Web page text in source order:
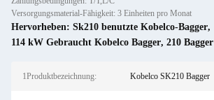
Versorgungsmaterial-Fähigkeit: 3 Einheiten pro Monat
Hervorheben: Sk210 benutzte Kobelco-Bagger,
114 kW Gebraucht Kobelco Bagger, 210 Bagger
1Produktbezeichnung: Kobelco SK210 Bagger